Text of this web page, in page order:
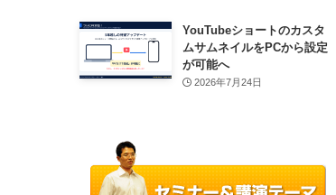
YouTubeショートのカスタ
ムサムネイルをPCから設定
が可能へ
2026年7月24日